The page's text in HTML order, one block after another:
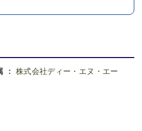
： 株式会社ディー・エヌ・エー